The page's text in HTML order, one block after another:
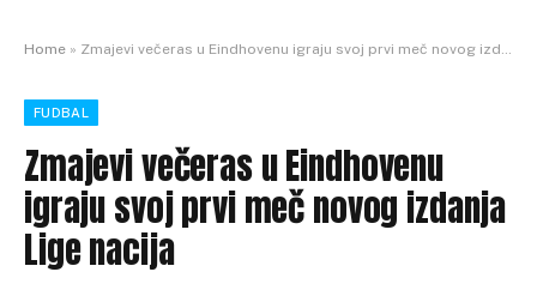
Home » Zmajevi večeras u Eindhovenu igraju svoj prvi meč novog izdanja Lige nacija
FUDBAL
Zmajevi večeras u Eindhovenu
igraju svoj prvi meč novog izdanja
Lige nacija